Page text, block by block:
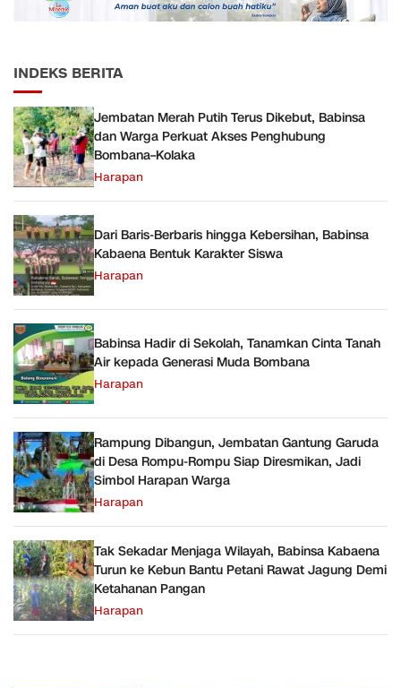
INDEKS BERITA
Jembatan Merah Putih Terus Dikebut, Babinsa
dan Warga Perkuat Akses Penghubung
Bombana–Kolaka
Harapan
Dari Baris-Berbaris hingga Kebersihan, Babinsa
Kabaena Bentuk Karakter Siswa
Harapan
Babinsa Hadir di Sekolah, Tanamkan Cinta Tanah
Air kepada Generasi Muda Bombana
Harapan
Rampung Dibangun, Jembatan Gantung Garuda
di Desa Rompu-Rompu Siap Diresmikan, Jadi
Simbol Harapan Warga
Harapan
Tak Sekadar Menjaga Wilayah, Babinsa Kabaena
Turun ke Kebun Bantu Petani Rawat Jagung Demi
Ketahanan Pangan
Harapan